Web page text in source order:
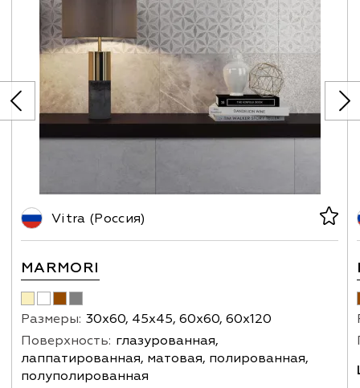
Vitra (Россия)
MARMORI
Размеры: 30х60, 45х45, 60х60, 60х120
Поверхность: глазурованная,
лаппатированная, матовая, полированная,
полуполированная